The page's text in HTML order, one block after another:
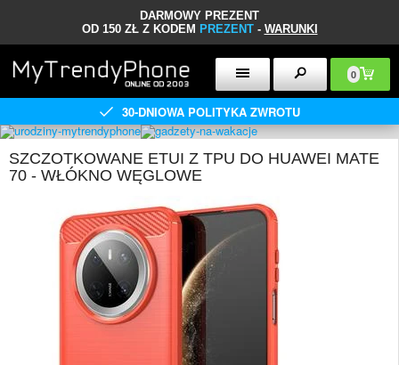
DARMOWY PREZENT
OD 150 ZŁ Z KODEM PREZENT- WARUNKI
0
30-DNIOWA POLITYKA ZWROTU
SZCZOTKOWANE ETUI Z TPU DO HUAWEI MATE
70 - WŁÓKNO WĘGLOWE